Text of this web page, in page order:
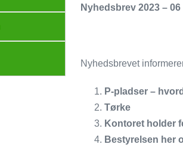
Nyhedsbrev 2023 – 06
Nyhedsbrevet
P-pladser –
Tørke
Kontoret holder
Bestyrelsen her